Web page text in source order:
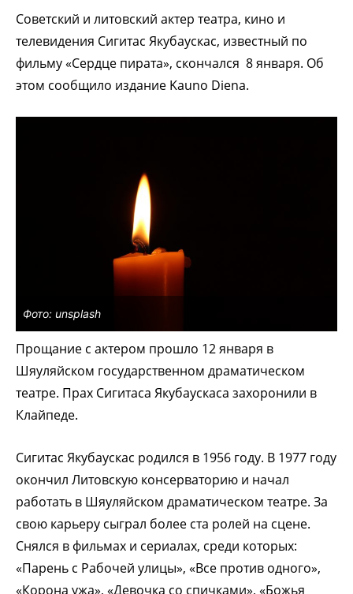
Советский и литовский актер театра, кино и
телевидения Сигитас Якубаускас, известный по
фильму «Сердце пирата», скончался 8 января. Об
этом сообщило издание Kauno Diena.
Фото: unsplash
Прощание с актером прошло 12 января в
Шяуляйском государственном драматическом
театре. Прах Сигитаса Якубаускаса захоронили в
Клайпеде.
Сигитас Якубаускас родился в 1956 году. В 1977 году
окончил Литовскую консерваторию и начал
работать в Шяуляйском драматическом театре. За
свою карьеру сыграл более ста ролей на сцене.
Снялся в фильмах и сериалах, среди которых:
«Парень с Рабочей улицы», «Все против одного»,
«Корона ужа», «Девочка со спичками», «Божья